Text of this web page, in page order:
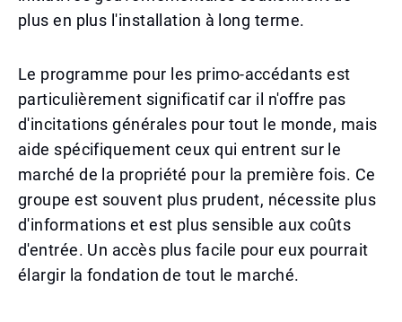
plus en plus l'installation à long terme.
Le programme pour les primo-accédants est
particulièrement significatif car il n'offre pas
d'incitations générales pour tout le monde, mais
aide spécifiquement ceux qui entrent sur le
marché de la propriété pour la première fois. Ce
groupe est souvent plus prudent, nécessite plus
d'informations et est plus sensible aux coûts
d'entrée. Un accès plus facile pour eux pourrait
élargir la fondation de tout le marché.